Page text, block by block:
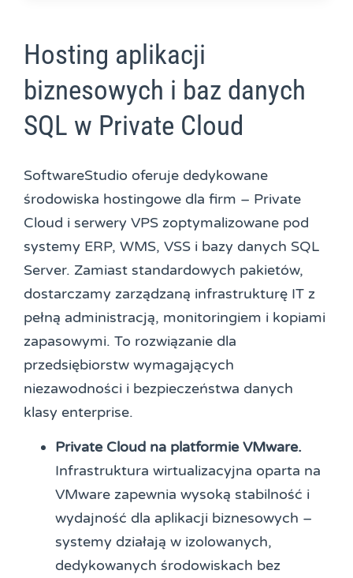
Hosting aplikacji
biznesowych i baz danych
SQL w Private Cloud
SoftwareStudio oferuje dedykowane
środowiska hostingowe dla firm – Private
Cloud i serwery VPS zoptymalizowane pod
systemy ERP, WMS, VSS i bazy danych SQL
Server. Zamiast standardowych pakietów,
dostarczamy zarządzaną infrastrukturę IT z
pełną administracją, monitoringiem i kopiami
zapasowymi. To rozwiązanie dla
przedsiębiorstw wymagających
niezawodności i bezpieczeństwa danych
klasy enterprise.
Private Cloud na platformie VMware.
Infrastruktura wirtualizacyjna oparta na
VMware zapewnia wysoką stabilność i
wydajność dla aplikacji biznesowych –
systemy działają w izolowanych,
dedykowanych środowiskach bez